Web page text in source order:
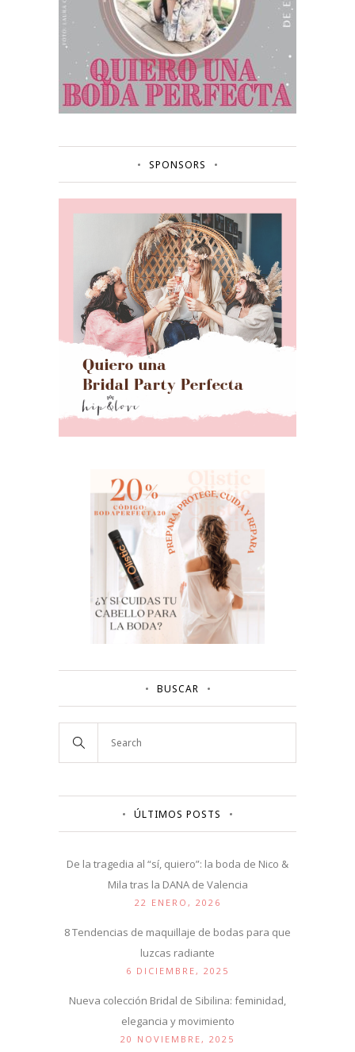
SPONSORS
BUSCAR
ÚLTIMOS POSTS
De la tragedia al “sí, quiero”: la boda de Nico &
Mila tras la DANA de Valencia
22 ENERO, 2026
8 Tendencias de maquillaje de bodas para que
luzcas radiante
6 DICIEMBRE, 2025
Nueva colección Bridal de Sibilina: feminidad,
elegancia y movimiento
20 NOVIEMBRE, 2025